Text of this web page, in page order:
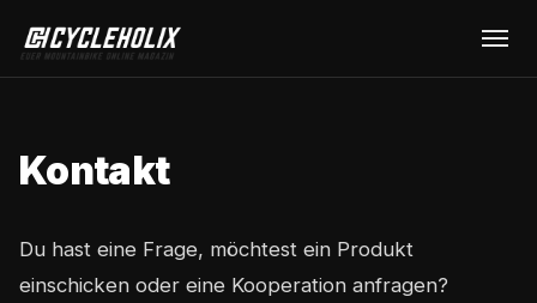
Kontakt
Du hast eine Frage, möchtest ein Produkt
einschicken oder eine Kooperation anfragen?